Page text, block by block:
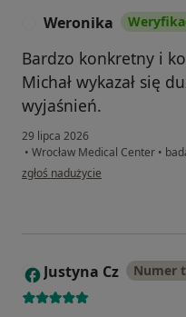
Weronika
Bardzo konkretny i
Michał wykazał się
wyjaśnień.
29 lipca 2026
• Wrocław Medical Center •
w opinii użytkownika Weronika
zgłoś nadużycie
J Justyna Cz Numer